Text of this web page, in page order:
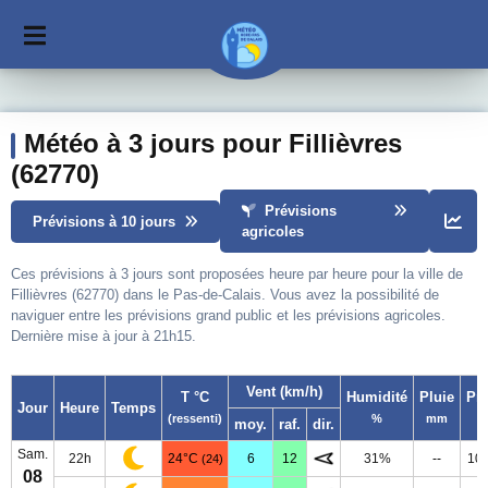
Météo à 3 jours pour Fillièvres
(62770)
Prévisions à 10 jours
Prévisions
agricoles
Ces prévisions à 3 jours sont proposées heure par heure pour la ville de
Fillièvres (62770) dans le Pas-de-Calais. Vous avez la possibilité de
naviguer entre les prévisions grand public et les prévisions agricoles.
Dernière mise à jour à 21h15.
Jour Heure Temps
T °C
(ressenti)
Vent (km/h) Humidité
%
Pluie
mm
moy. raf. dir.
Sam.
08
22h 24°C (24) 6 12 31% --